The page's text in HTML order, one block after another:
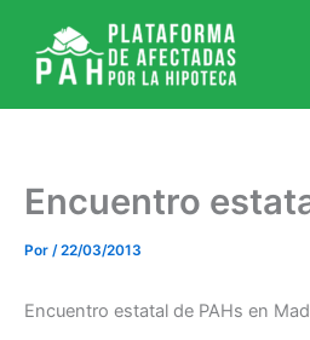
contenido
Encuentro
Por /22/03/2013
Encuentro estatal de PAHs en